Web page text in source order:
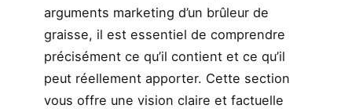
arguments marketing d’un brûleur de
graisse, il est essentiel de comprendre
précisément ce qu’il contient et ce qu’il
peut réellement apporter. Cette section
vous offre une vision claire et factuelle